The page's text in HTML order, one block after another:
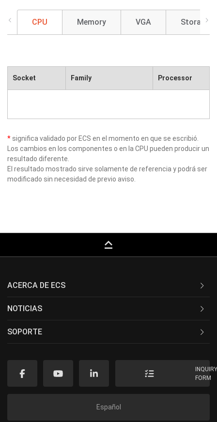
CPU Memory VGA Storage
Socket Family Processor
* significa validado por ECS en el momento en que se escribió.
Los cambios en los componentes o en la CPU pueden producir un
resultado diferente.
El resultado mostrado sirve solamente de referencia y podrá ser
modificado sin necesidad de previo aviso.
keyboard_capslock
ACERCA DE ECS
NOTICIAS
SOPORTE
FORM
Español